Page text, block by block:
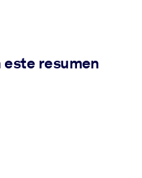
este resumen